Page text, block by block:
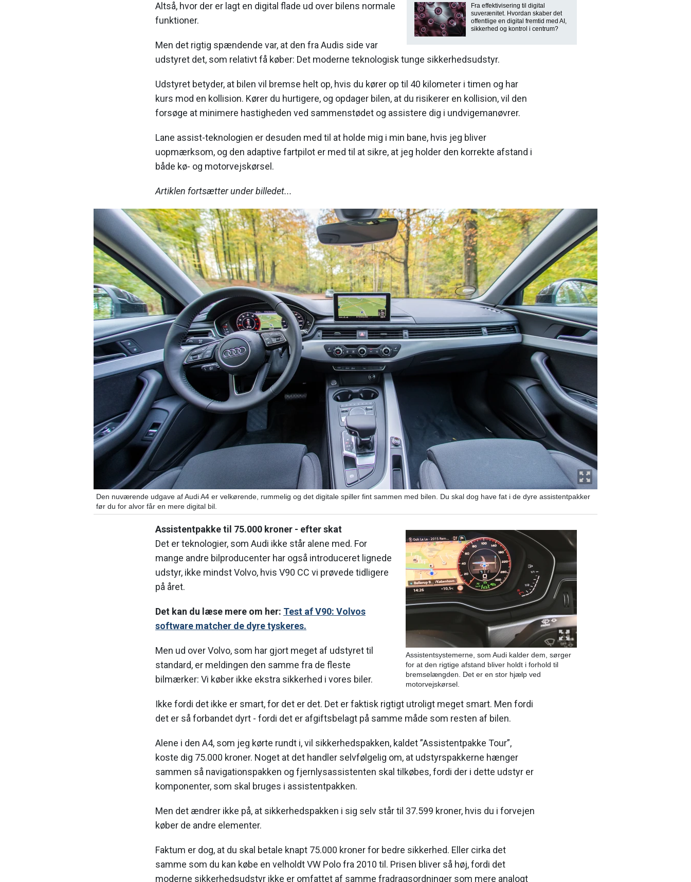
Fra effektivisering til digital
suverænitet. Hvordan skaber det
offentlige en digital fremtid med AI,
sikkerhed og kontrol i centrum?
Altså, hvor der er lagt en digital flade ud over bilens normale
funktioner.
Men det rigtig spændende var, at den fra Audis side var
udstyret det, som relativt få køber: Det moderne teknologisk tunge sikkerhedsudstyr.
Udstyret betyder, at bilen vil bremse helt op, hvis du kører op til 40 kilometer i timen og har
kurs mod en kollision. Kører du hurtigere, og opdager bilen, at du risikerer en kollision, vil den
forsøge at minimere hastigheden ved sammenstødet og assistere dig i undvigemanøvrer.
Lane assist-teknologien er desuden med til at holde mig i min bane, hvis jeg bliver
uopmærksom, og den adaptive fartpilot er med til at sikre, at jeg holder den korrekte afstand i
både kø- og motorvejskørsel.
Artiklen fortsætter under billedet...
Den nuværende udgave af Audi A4 er velkørende, rummelig og det digitale spiller fint sammen med bilen. Du skal dog have fat i de dyre assistentpakker
før du for alvor får en mere digital bil.
Assistentsystemerne, som Audi kalder dem, sørger
for at den rigtige afstand bliver holdt i forhold til
bremselængden. Det er en stor hjælp ved
motorvejskørsel.
Assistentpakke til 75.000 kroner - efter skat
Det er teknologier, som Audi ikke står alene med. For
mange andre bilproducenter har også introduceret lignede
udstyr, ikke mindst Volvo, hvis V90 CC vi prøvede tidligere
på året.
Det kan du læse mere om her: Test af V90: Volvos
software matcher de dyre tyskeres.
Men ud over Volvo, som har gjort meget af udstyret til
standard, er meldingen den samme fra de fleste
bilmærker: Vi køber ikke ekstra sikkerhed i vores biler.
Ikke fordi det ikke er smart, for det er det. Det er faktisk rigtigt utroligt meget smart. Men fordi
det er så forbandet dyrt - fordi det er afgiftsbelagt på samme måde som resten af bilen.
Alene i den A4, som jeg kørte rundt i, vil sikkerhedspakken, kaldet ”Assistentpakke Tour”,
koste dig 75.000 kroner. Noget at det handler selvfølgelig om, at udstyrspakkerne hænger
sammen så navigationspakken og fjernlysassistenten skal tilkøbes, fordi der i dette udstyr er
komponenter, som skal bruges i assistentpakken.
Men det ændrer ikke på, at sikkerhedspakken i sig selv står til 37.599 kroner, hvis du i forvejen
køber de andre elementer.
Faktum er dog, at du skal betale knapt 75.000 kroner for bedre sikkerhed. Eller cirka det
samme som du kan købe en velholdt VW Polo fra 2010 til. Prisen bliver så høj, fordi det
moderne sikkerhedsudstyr ikke er omfattet af samme fradragsordninger som mere analogt